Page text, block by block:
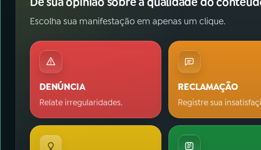
Escolha sua manifestação em apenas um clique.
DENÚNCIA
Relate irregularidades.
RECLAMAÇÃO
Registre sua